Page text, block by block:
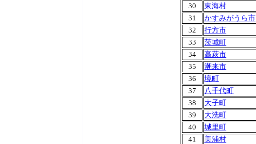
30
東海村
31
かすみがうら市
32
行方市
33
茨城町
34
高萩市
35
潮来市
36
境町
37
八千代町
38
大子町
39
大洗町
40
城里町
41
美浦村